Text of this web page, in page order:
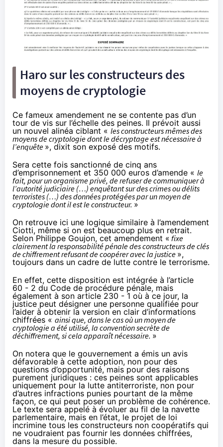
Haro sur les constructeurs des
moyens de cryptologie
Ce fameux amendement ne se contente pas d’un
tour de vis sur l’échelle des peines. Il prévoit aussi
un nouvel alinéa ciblant « les constructeurs mêmes des
moyens de cryptologie dont le décryptage est nécessaire à
l’enquête », dixit son exposé des motifs.
Sera cette fois sanctionné de cinq ans
d’emprisonnement et 350 000 euros d’amende « le
fait, pour un organisme privé, de refuser de communiquer à
l’autorité judiciaire (…) enquêtant sur des crimes ou délits
terroristes (…) des données protégées par un moyen de
cryptologie dont il est le constructeur. »
On retrouve ici une logique similaire à l’amendement
Ciotti, même si on est beaucoup plus en retrait.
Selon Philippe Goujon, cet amendement « fixe
clairement la responsabilité pénale des constructeurs de clés
de chiffrement refusant de coopérer avec la justice »,
toujours dans un cadre de lutte contre le terrorisme.
En effet, cette disposition est intégrée à l’article
60 - 2 du Code de procédure pénale, mais
également à son article 230 - 1 où à ce jour, la
justice peut désigner une personne qualifiée pour
l’aider à obtenir la version en clair d’informations
chiffrées « ainsi que, dans le cas où un moyen de
cryptologie a été utilisé, la convention secrète de
déchiffrement, si cela apparaît nécessaire. »
On notera que le gouvernement a émis un avis
défavorable à cette adoption, non pour des
questions d’opportunité, mais pour des raisons
purement juridiques : ces peines sont applicables
uniquement pour la lutte antiterroriste, non pour
d’autres infractions punies pourtant de la même
façon, ce qui peut poser un problème de cohérence.
Le texte sera appelé à évoluer au fil de la navette
parlementaire, mais en l’état, le projet de loi
incrimine tous les constructeurs non coopératifs qui
ne voudraient pas fournir les données chiffrées,
dans la mesure du possible.